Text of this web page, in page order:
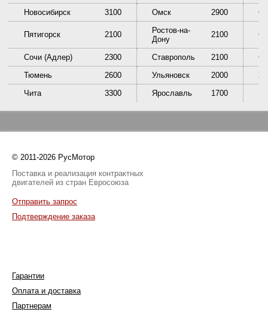
Новосибирск 3100 Омск 2900
Пятигорск 2100
Ростов-на-
Дону
2100
Сочи (Адлер) 2300 Ставрополь 2100
Тюмень
2600 Ульяновск 2000
Чита
3300 Ярославль 1700
© 2011-2026 РусМотор
Поставка и реализация контрактных
двигателей из стран Евросоюза
Отправить запрос
Подтверждение заказа
Гарантии
Оплата и доставка
Партнерам